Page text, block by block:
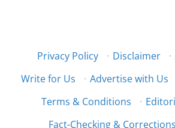
Privacy Policy · Disclaimer ·
Write for Us
· Advertise with Us
Terms & Conditions
·
Fact-Checking &